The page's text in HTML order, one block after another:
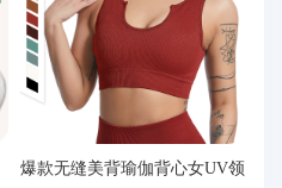
爆款无缝美背瑜伽背心女UV领